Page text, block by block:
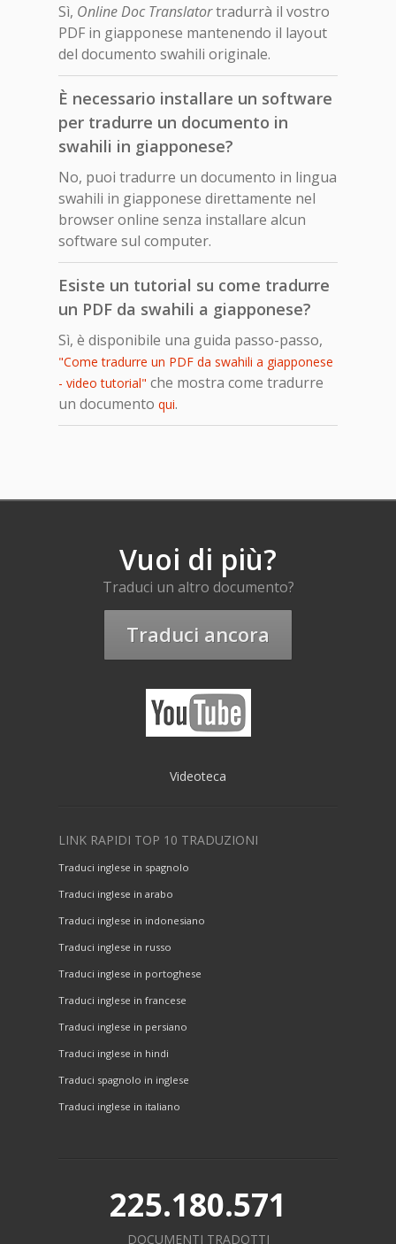
Sì, Online Doc Translatortradurrà il vostro
PDF in giapponese mantenendo il layout
del documento swahili originale.
È necessario installare un software
per tradurre un documento in
swahili in giapponese?
No, puoi tradurre un documento in lingua
swahili in giapponese direttamente nel
browser online senza installare alcun
software sul computer.
Esiste un tutorial su come tradurre
un PDF da swahili a giapponese?
Sì, è disponibile una guida passo-passo,
"Come tradurre un PDF da swahili a giapponese
- video tutorial" che mostra come tradurre
un documento qui.
Vuoi di più?
Traduci un altro documento?
Traduci ancora
Videoteca
LINK RAPIDI TOP 10 TRADUZIONI
Traduci inglese in spagnolo
Traduci inglese in arabo
Traduci inglese in indonesiano
Traduci inglese in russo
Traduci inglese in portoghese
Traduci inglese in francese
Traduci inglese in persiano
Traduci inglese in hindi
Traduci spagnolo in inglese
Traduci inglese in italiano
225.180.571
DOCUMENTI TRADOTTI